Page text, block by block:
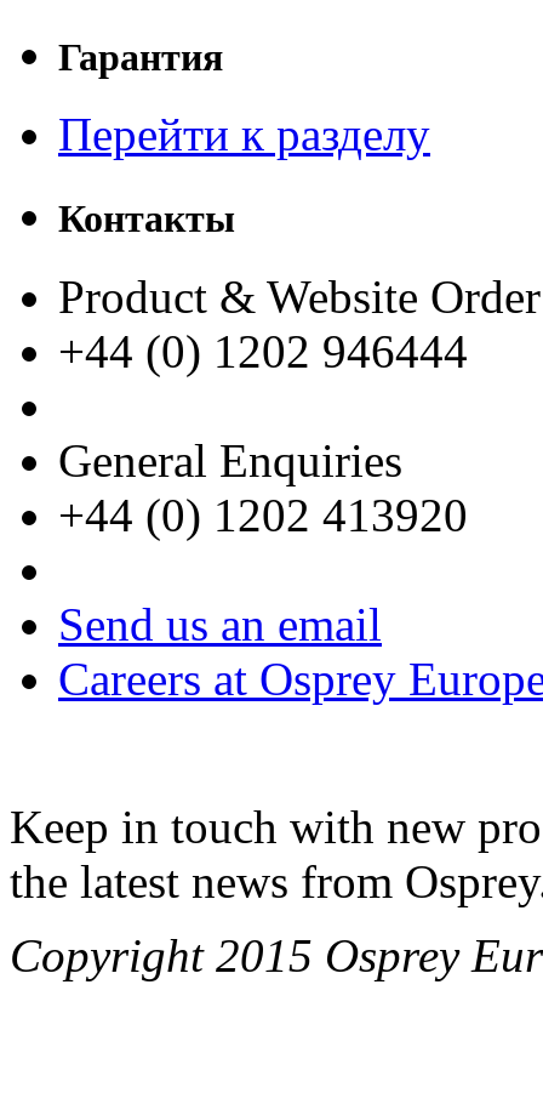
Гарантия
Перейти к разделу
Контакты
Product & Website
+44 (0) 1202 946444
General Enquiries
+44 (0) 1202 413920
Send us an email
Careers at Osprey
Keep in touch with new
the latest news from
Copyright 2015 Osprey